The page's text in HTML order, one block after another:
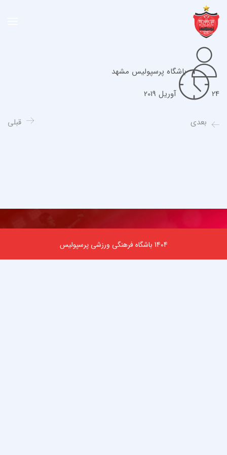
باشگاه پرسپولیس مشهد
24 آوریل 2019
قبلی بعدی
1404 باشگاه فرهنگی ورزشی پرسپولیس